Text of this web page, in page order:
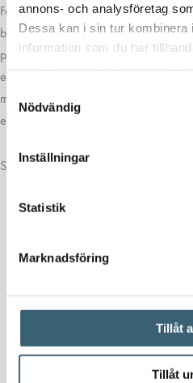
annons- och analysföretag
Dessa kan i sin tur kombinera
information som du har
Nödvändig
Inställningar
Statistik
Marknadsföring
Tillåt
Tillåt
Förutom flexibiliteten får du även en
bottenventil med filter, en
påfyllningsslang (6 meter finns som
en smidig och säker påfyllning. Vid
metallbox som skyddar
extra driftsäkerhet.
Specifikationer på paketet:
på/av knapp och vanlig
Dieselhandtag med
Analogt räkneverk med 3
4meter 3/4″ dieselslang
Metallplatta som utrustningen
Bottenfilter med backventil till